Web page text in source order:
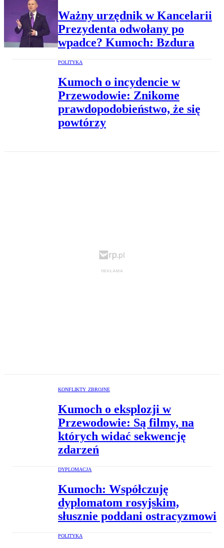
Ważny urzędnik w Kancelarii
Prezydenta odwołany po
wpadce? Kumoch: Bzdura
POLITYKA
Kumoch o incydencie w
Przewodowie: Znikome
prawdopodobieństwo, że się
powtórzy
KONFLIKTY ZBROJNE
Kumoch o eksplozji w
Przewodowie: Są filmy, na
których widać sekwencję
zdarzeń
DYPLOMACJA
Kumoch: Współczuję
dyplomatom rosyjskim,
słusznie poddani ostracyzmowi
POLITYKA